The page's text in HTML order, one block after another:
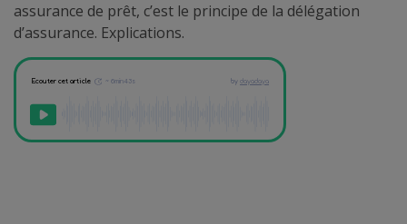
assurance de prêt, c’est le principe de la délégation
d’assurance. Explications.